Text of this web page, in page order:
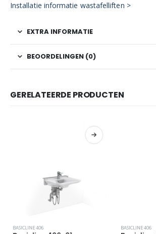
Installatie informatie wastafelliften >
EXTRA INFORMATIE
BEOORDELINGEN (0)
GERELATEERDE PRODUCTEN
BASICLINE 406 BASICLINE 406